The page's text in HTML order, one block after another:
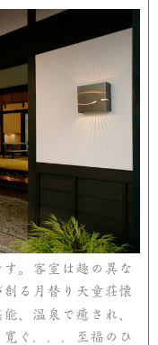
。客室は趣の異な
る月替り天童荘懐
、温泉で癒され、
ぐ．．．至福のひ